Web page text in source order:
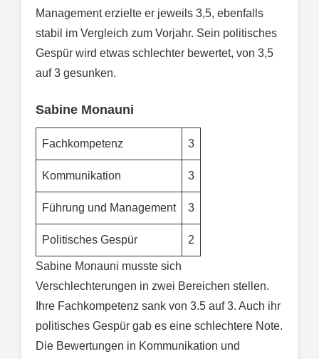
Management erzielte er jeweils 3,5, ebenfalls
stabil im Vergleich zum Vorjahr. Sein politisches
Gespür wird etwas schlechter bewertet, von 3,5
auf 3 gesunken.
Sabine Monauni
Fachkompetenz 3
Kommunikation 3
Führung und Management 3
Politisches Gespür 2
Sabine Monauni musste sich
Verschlechterungen in zwei Bereichen stellen.
Ihre Fachkompetenz sank von 3.5 auf 3. Auch ihr
politisches Gespür gab es eine schlechtere Note.
Die Bewertungen in Kommunikation und